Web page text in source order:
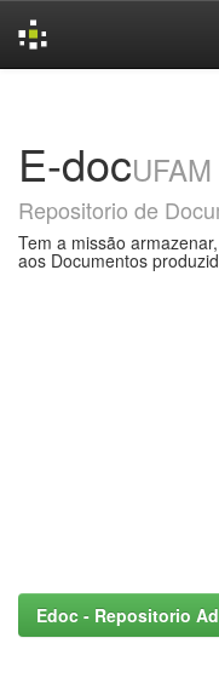
E-docUFAM
Repositorio de
Tem a missão
aos Documentos
Edoc - Repositorio